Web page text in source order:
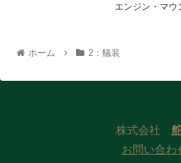
エンジン・マウ
ホーム 2：艤装
株式会社
お問い合わ